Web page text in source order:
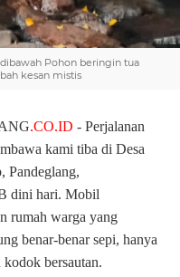
Pohon beringin tua
kesan mistis
.CO.ID - Perjalanan
kami tiba di Desa
Pandeglang,
dini hari. Mobil
rumah warga yang
benar-benar sepi, hanya
bersautan.